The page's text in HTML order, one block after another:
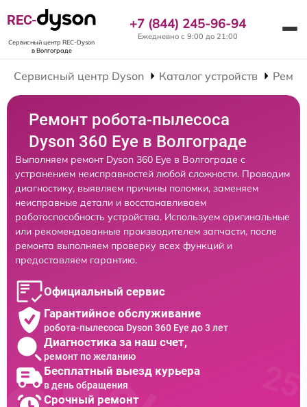
REC-
Сервисный центр REC-Dyson
в Волгограде
+7 (844) 245-96-94
Ежедневно с 9:00 до 21:00
Сервисный центр Dyson Каталог устройств
Ремонт робота-пылесоса
Dyson 360 Eye в Волгограде
Выполняем ремонт Dyson 360 Eye в Волгограде с
устранением неисправностей любой сложности. Проводим
диагностику, выявляем причины поломки, заменяем
неисправные детали и восстанавливаем
работоспособность устройства. Используем оригинальные
или рекомендованные производителем запчасти, после
ремонта выполняем проверку всех функций и
предоставляем гарантию.
Официальный сервис
Гарантийное обслуживание
робота-пылесоса Dyson 360 Eye до 3 лет
Диагностика за наш счет,
ремонт по желанию
Бесплатный выезд курьера
в день обращения
Срочный ремонт